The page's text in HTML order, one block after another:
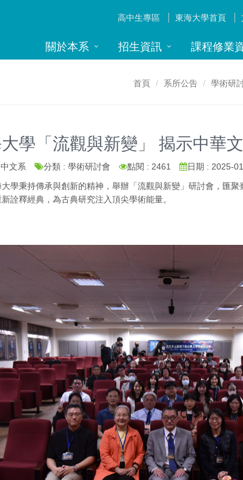
高中生專區 東海大學首頁
關於本系 招生資訊 課程修業
首頁 系所公告 學術研
學「流觀與新變」 揭示中華
文系 分類 : 學術研討會 點閱 : 2461
日期 : 2025-
秉持傳承與創新的精神，舉辦「流觀與新變」研討會，匯聚
詮釋經典，為古典研究注入頂尖學術能量。